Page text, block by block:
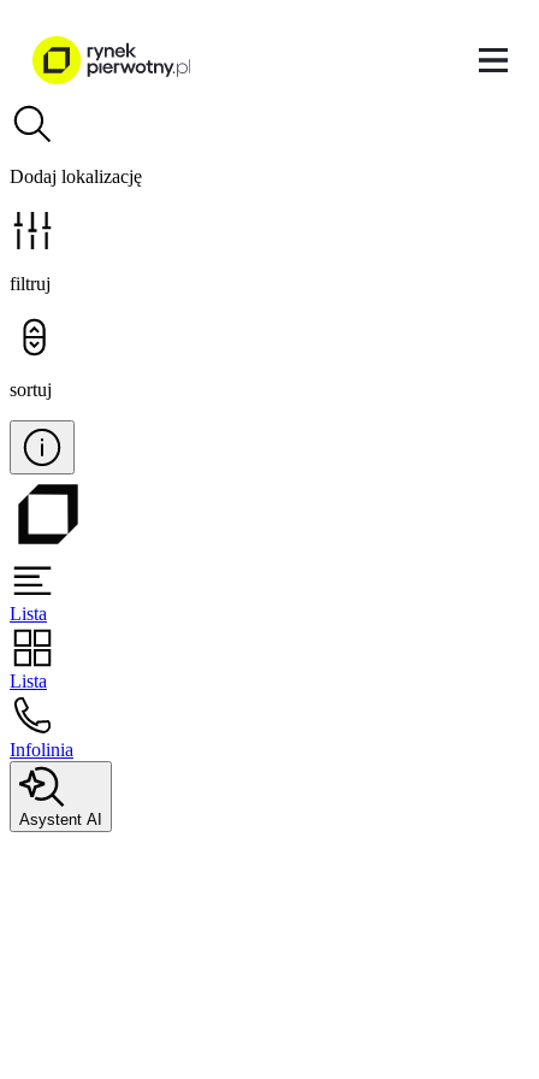
Dodaj lokalizację
filtruj
sortuj
Lista
Lista
Infolinia
Asystent AI